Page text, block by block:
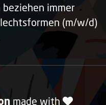
immer
(m/w/d)
made with